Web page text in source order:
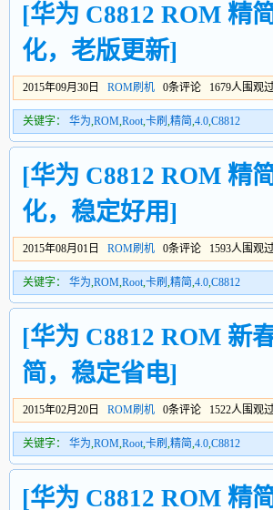
[华为 C8812 ROM 精
化，老版更新]
2015年09月30日 ROM刷机 0条评论 1679人围观
关键字： 华为,ROM,Root,卡刷 ,精简,4.0,C8812
[华为 C8812 ROM 精
化，稳定好用]
2015年08月01日 ROM刷机 0条评论 1593人围观
关键字： 华为,ROM,Root,卡刷 ,精简,4.0,C8812
[华为 C8812 ROM 新
简，稳定省电]
2015年02月20日 ROM刷机 0条评论 1522人围观
关键字： 华为,ROM,Root,卡刷 ,精简,4.0,C8812
[华为 C8812 ROM 精